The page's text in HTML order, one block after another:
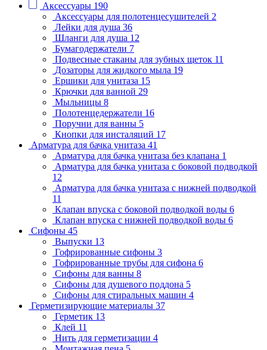
Аксессуары 190
Аксессуары для полотенцесушителей 2
Лейки для душа 36
Шланги для душа 12
Бумагодержатели 7
Подвесные стаканы для зубных щеток 11
Дозаторы для жидкого мыла 19
Ершики для унитаза 15
Крючки для ванной 29
Мыльницы 8
Полотенцедержатели 16
Поручни для ванны 5
Кнопки для инсталяций 17
Арматура для бачка унитаза 41
Арматура для бачка унитаза без клапана 1
Арматура для бачка унитаза с боковой подводкой
12
Арматура для бачка унитаза с нижней подводкой
11
Клапан впуска с боковой подводкой воды 6
Клапан впуска с нижней подводкой воды 6
Сифоны 45
Выпуски 13
Гофрированные сифоны 3
Гофрированные трубы для сифона 6
Сифоны для ванны 8
Сифоны для душевого поддона 5
Сифоны для стиральных машин 4
Герметизирующие материалы 37
Герметик 13
Клей 11
Нить для герметизации 4